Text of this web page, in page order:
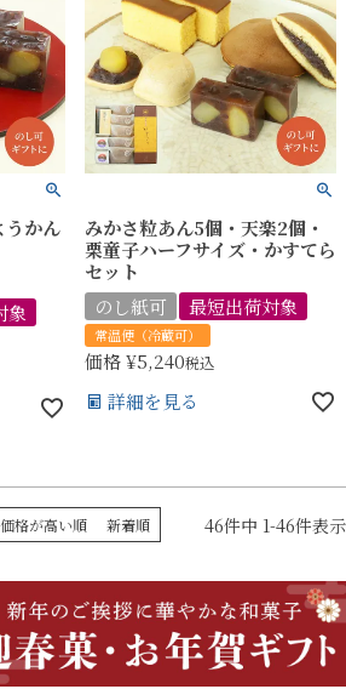
うかん
象
みかさ粒あん5個・天楽2個・
栗童子ハーフサイズ・かすてら
セット
のし紙可
最短出荷対象
常温便（冷蔵可）
価格¥5,240税込
詳細を見る
価格が高い順 新着順 46件中 1-46件表示